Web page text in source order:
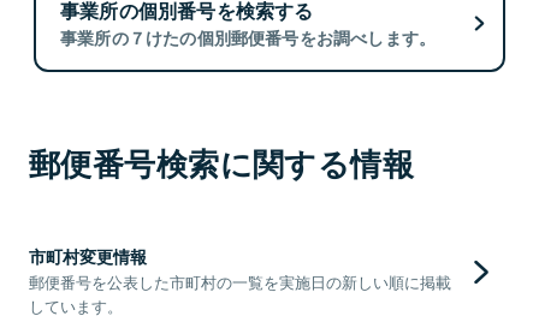
事業所の個別番号を検索する
事業所の７けたの個別郵便番号をお調べします。
郵便番号検索に関する情報
市町村変更情報
郵便番号を公表した市町村の一覧を実施日の新しい順に掲載
しています。